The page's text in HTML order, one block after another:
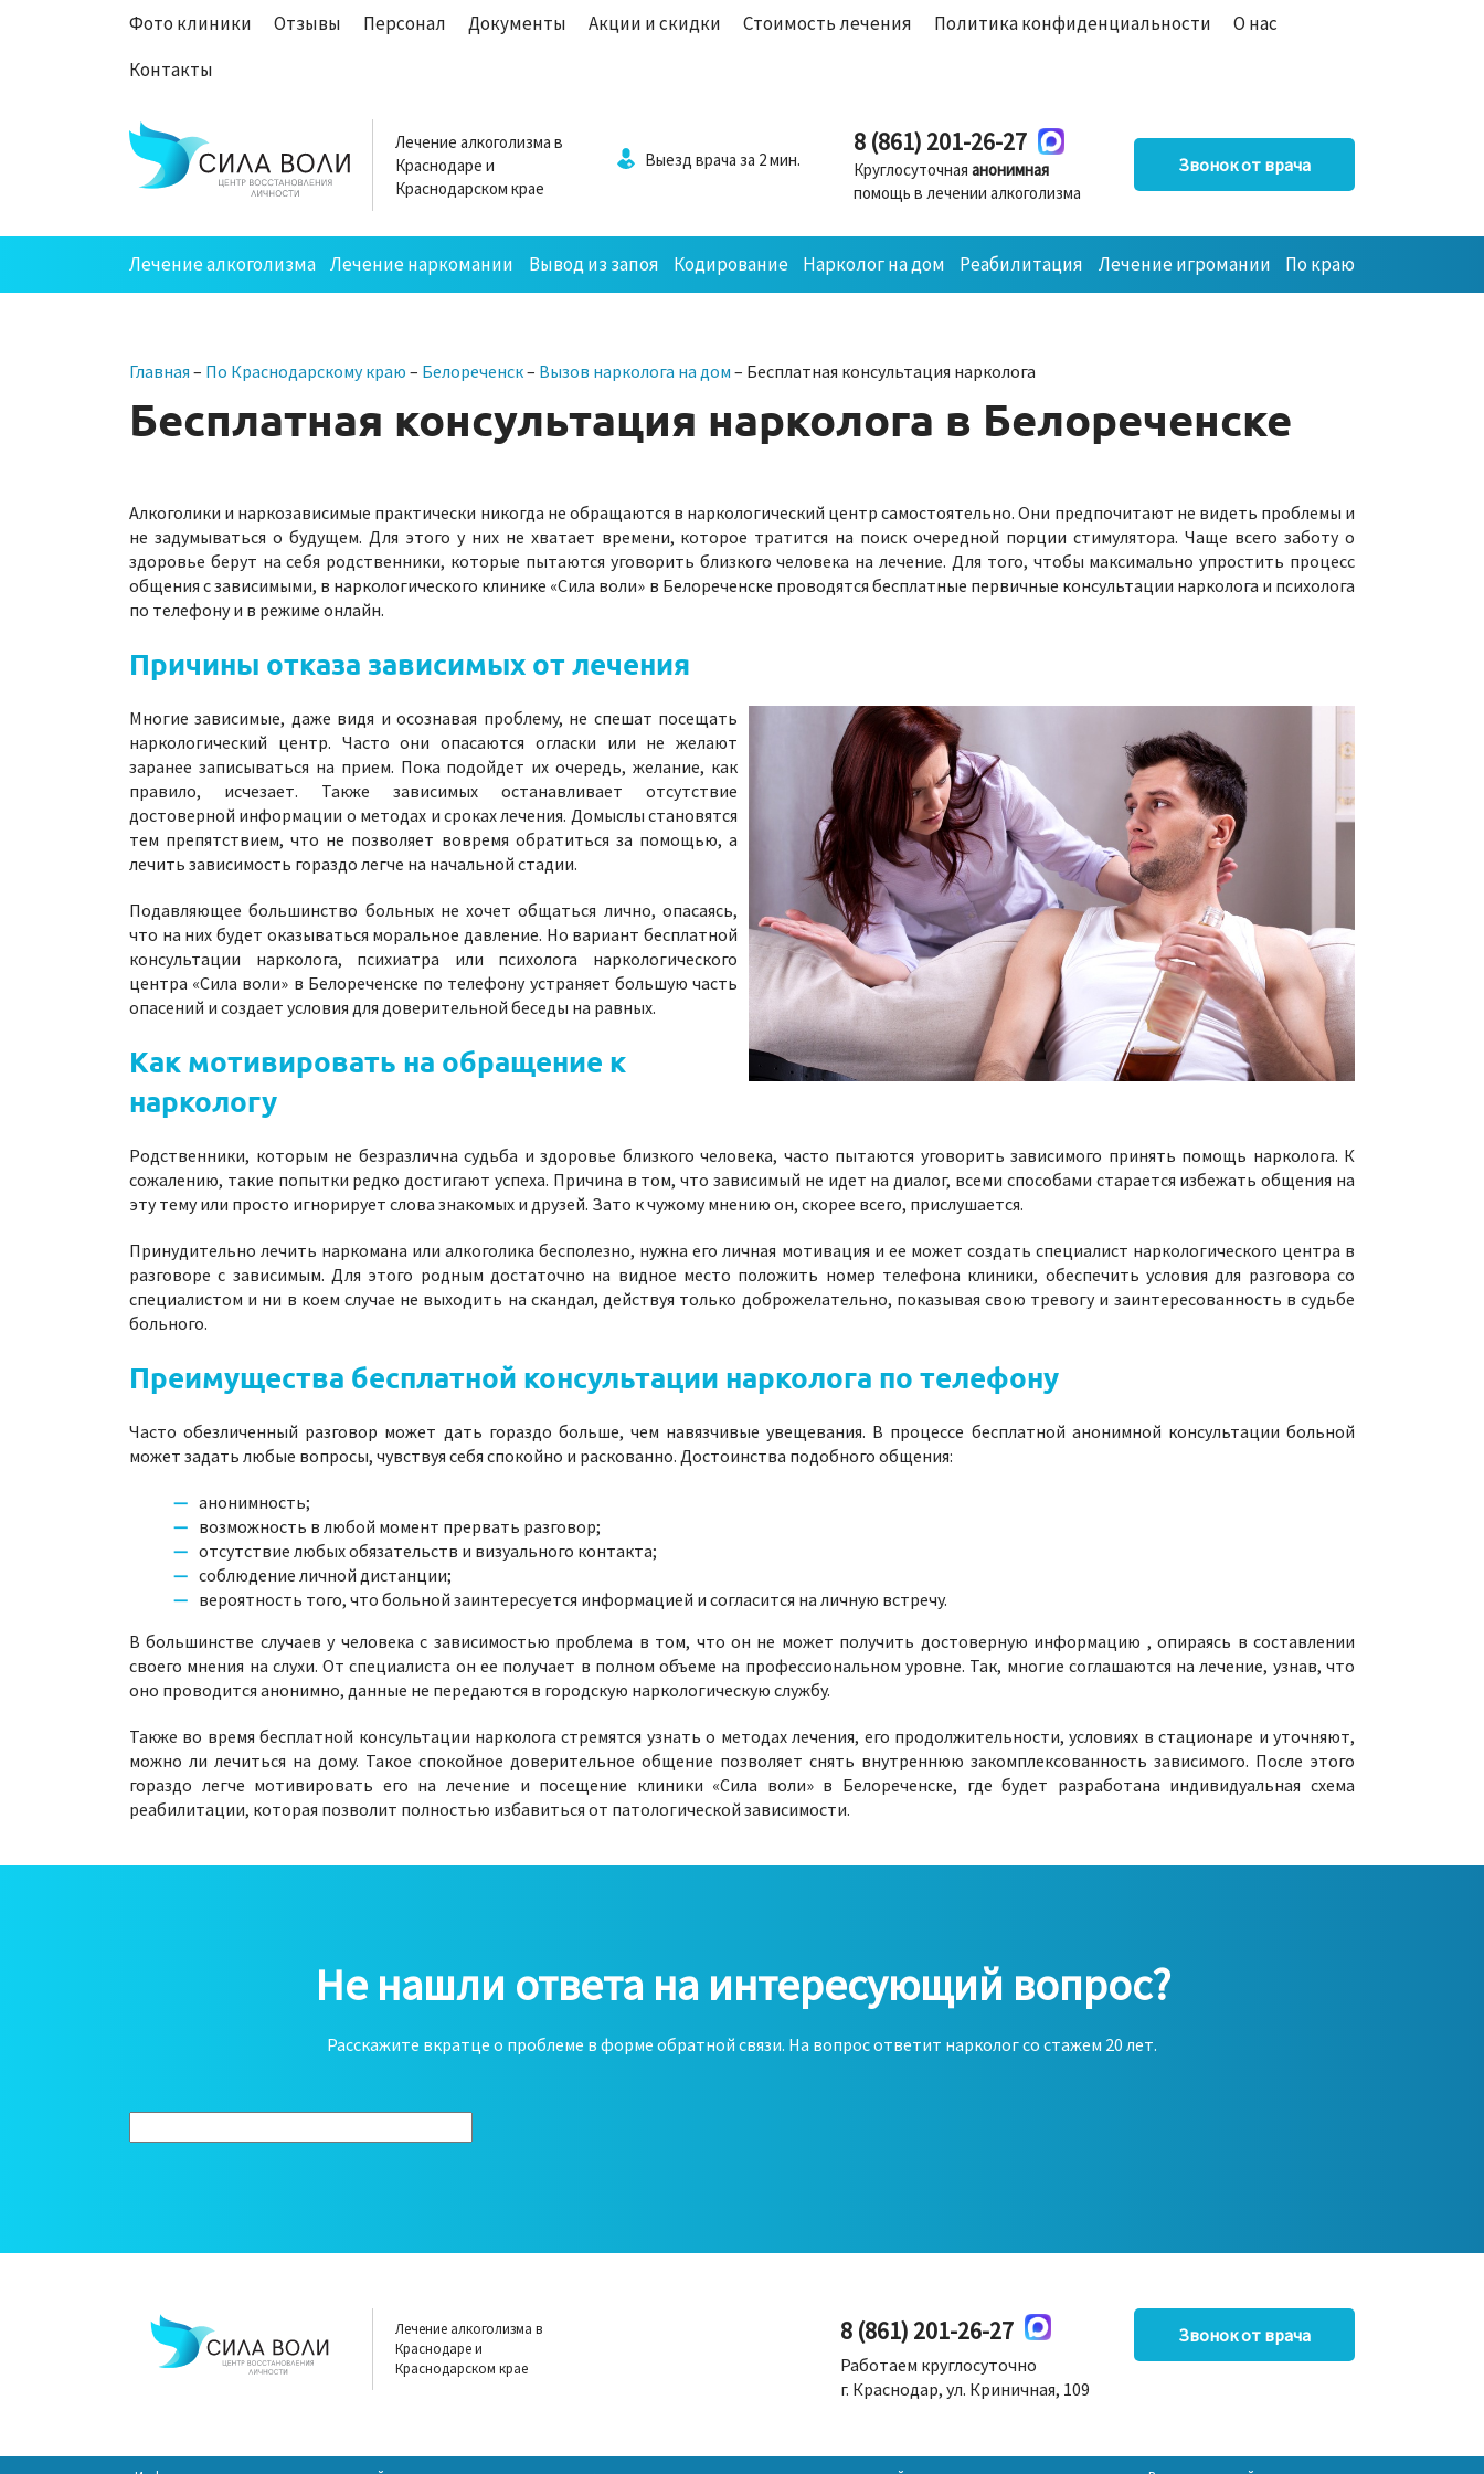
Фото клиники Отзывы Персонал Документы Акции и скидки Стоимость лечения Политика конфиденциальности
О нас
Контакты
Лечение алкоголизма в
Краснодаре и
Краснодарском крае
Выезд врача за 2 мин.
8 (861) 201-26-27
Круглосуточная анонимная
помощь в лечении алкоголизма
Звонок от врача
Лечение алкоголизма Лечение наркомании Вывод из запоя Кодирование Нарколог на дом Реабилитация Лечение игромании По краю
Главная – По Краснодарскому краю – Белореченск– Вызов нарколога на дом – Бесплатная консультация нарколога
Бесплатная консультация нарколога в Белореченске
Алкоголики и наркозависимые практически никогда не обращаются в наркологический центр самостоятельно. Они предпочитают не видеть проблемы и
не задумываться о будущем. Для этого у них не хватает времени, которое тратится на поиск очередной порции стимулятора. Чаще всего заботу о
здоровье берут на себя родственники, которые пытаются уговорить близкого человека на лечение. Для того, чтобы максимально упростить процесс
общения с зависимыми, в наркологического клинике «Сила воли» в Белореченске проводятся бесплатные первичные консультации нарколога и психолога
по телефону и в режиме онлайн.
Причины отказа зависимых от лечения
Многие зависимые, даже видя и осознавая проблему, не спешат посещать
наркологический центр. Часто они опасаются огласки или не желают
заранее записываться на прием. Пока подойдет их очередь, желание, как
правило, исчезает. Также зависимых останавливает отсутствие
достоверной информации о методах и сроках лечения. Домыслы становятся
тем препятствием, что не позволяет вовремя обратиться за помощью, а
лечить зависимость гораздо легче на начальной стадии.
Подавляющее большинство больных не хочет общаться лично, опасаясь,
что на них будет оказываться моральное давление. Но вариант бесплатной
консультации нарколога, психиатра или психолога наркологического
центра «Сила воли» в Белореченске по телефону устраняет большую часть
опасений и создает условия для доверительной беседы на равных.
Как мотивировать на обращение к
наркологу
Родственники, которым не безразлична судьба и здоровье близкого человека, часто пытаются уговорить зависимого принять помощь нарколога. К
сожалению, такие попытки редко достигают успеха. Причина в том, что зависимый не идет на диалог, всеми способами старается избежать общения на
эту тему или просто игнорирует слова знакомых и друзей. Зато к чужому мнению он, скорее всего, прислушается.
Принудительно лечить наркомана или алкоголика бесполезно, нужна его личная мотивация и ее может создать специалист наркологического центра в
разговоре с зависимым. Для этого родным достаточно на видное место положить номер телефона клиники, обеспечить условия для разговора со
специалистом и ни в коем случае не выходить на скандал, действуя только доброжелательно, показывая свою тревогу и заинтересованность в судьбе
больного.
Преимущества бесплатной консультации нарколога по телефону
Часто обезличенный разговор может дать гораздо больше, чем навязчивые увещевания. В процессе бесплатной анонимной консультации больной
может задать любые вопросы, чувствуя себя спокойно и раскованно. Достоинства подобного общения:
анонимность;
возможность в любой момент прервать разговор;
отсутствие любых обязательств и визуального контакта;
соблюдение личной дистанции;
вероятность того, что больной заинтересуется информацией и согласится на личную встречу.
В большинстве случаев у человека с зависимостью проблема в том, что он не может получить достоверную информацию , опираясь в составлении
своего мнения на слухи. От специалиста он ее получает в полном объеме на профессиональном уровне. Так, многие соглашаются на лечение, узнав, что
оно проводится анонимно, данные не передаются в городскую наркологическую службу.
Также во время бесплатной консультации нарколога стремятся узнать о методах лечения, его продолжительности, условиях в стационаре и уточняют,
можно ли лечиться на дому. Такое спокойное доверительное общение позволяет снять внутреннюю закомплексованность зависимого. После этого
гораздо легче мотивировать его на лечение и посещение клиники «Сила воли» в Белореченске, где будет разработана индивидуальная схема
реабилитации, которая позволит полностью избавиться от патологической зависимости.
Не нашли ответа на интересующий вопрос?
Расскажите вкратце о проблеме в форме обратной связи. На вопрос ответит нарколог со стажем 20 лет.
Лечение алкоголизма в
Краснодаре и
Краснодарском крае
8 (861) 201-26-27
Работаем круглосуточно
г. Краснодар, ул. Криничная, 109
Звонок от врача